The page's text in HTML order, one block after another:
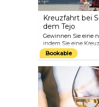
Kreuzfahrt bei
dem Tejo
Gewinnen Sie eine
indem Sie eine
Sonnenuntergang
und die Topologie
Strahlen der Sonne
Dabei sehen Sie alle
Sehenswürdigkeiten
den Turm von
die Burg São Jorge
prächtigen Brücke
Bookable